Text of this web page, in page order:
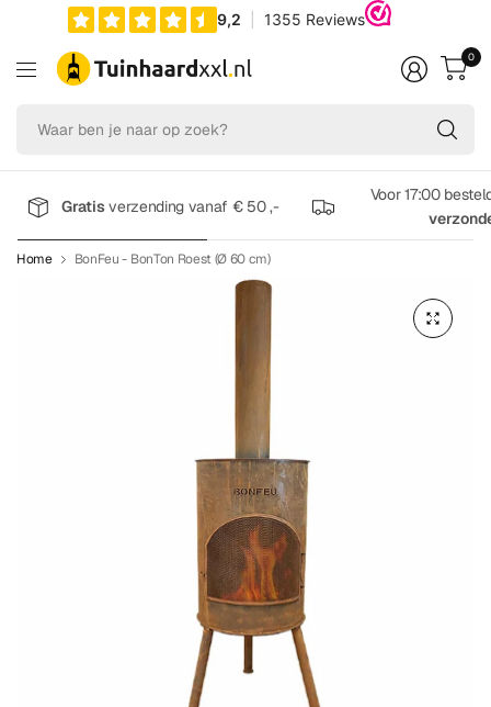
op
0
Gratisverzending vanaf € 50 ,-
Voor 17:00
Home BonFeu - BonTon Roest (Ø 60 cm)